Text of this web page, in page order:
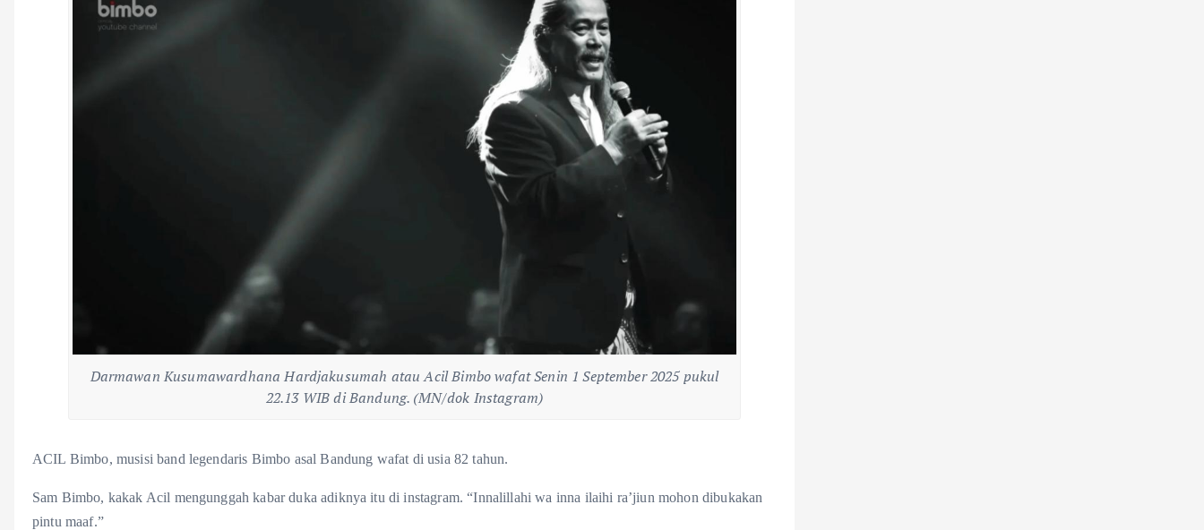
Darmawan Kusumawardhana Hardjakusumah atau Acil Bimbo wafat Senin 1 September 2025 pukul
22.13 WIB di Bandung. (MN/dok Instagram)
ACIL Bimbo, musisi band legendaris Bimbo asal Bandung wafat di usia 82 tahun.
Sam Bimbo, kakak Acil mengunggah kabar duka adiknya itu di instagram. “Innalillahi wa inna ilaihi ra’jiun mohon dibukakan
pintu maaf.”